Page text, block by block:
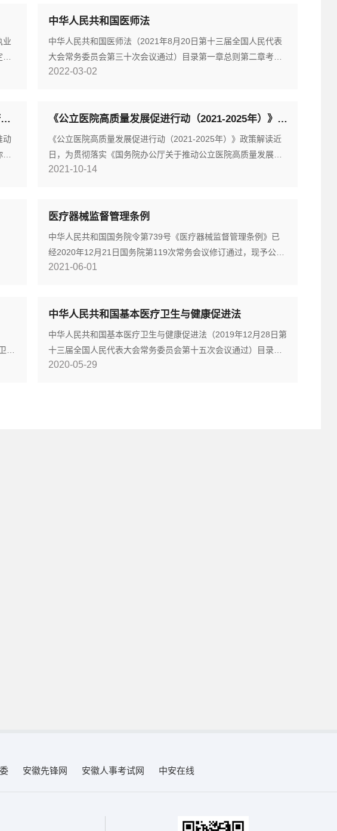
各有关单位：现将《残疾退役军人医疗保障办法》印发给你们，
请遵照执行。 退役军人事务部
业
中华人民共和国医师法
中华人民共和国医师法（2021年8月20日第十三届全国人民代表
大会常务委员会第三十次会议通过）目录第一章总则第二章考试
和注册第三章执业规则第四章培训和考核第五章保障措施第六章
康中国建设，制定本法。第二条本法所称医师，是指依法取得医
师资格，经注册在医疗卫生机构中执业的专业医务人员，包括执
2022-03-02
【转】公立医院如何实现高质量发展？安徽省政府印发实施方案
动
安
《公立医院高质量发展促进行动（2021-2025年）》印发
《公立医院高质量发展促进行动（2021-2025年）》政策解读近
日，为贯彻落实《国务院办公厅关于推动公立医院高质量发展的
意见》（国办发〔2021〕18号），国家卫生健康委和国家中医药
质量发展的8项具体行动。一、《行动》出台的背景党的十九届五
中全会明确，我国已转向高质量发展阶段，“
2021-10-14
医疗器械监督管理条例
中华人民共和国国务院令第739号《医疗器械监督管理条例》已
经2020年12月21日国务院第119次常务会议修订通过，现予公
布，自2021年6月1日起施行。总 理 李克强2021年2月9日
过 根据2017年5月4日《国务院关于修改〈医疗器械监督管理条
例〉的决定》修订 202
2021-06-01
生
中华人民共和国基本医疗卫生与健康促进法
中华人民共和国基本医疗卫生与健康促进法（2019年12月28日第
十三届全国人民代表大会常务委员会第十五次会议通过）目录第
一章总则第二章基本医疗卫生服务第三章医疗卫生机构第四章医
2020-05-29
安徽先锋网 安徽人事考试网 中安在线